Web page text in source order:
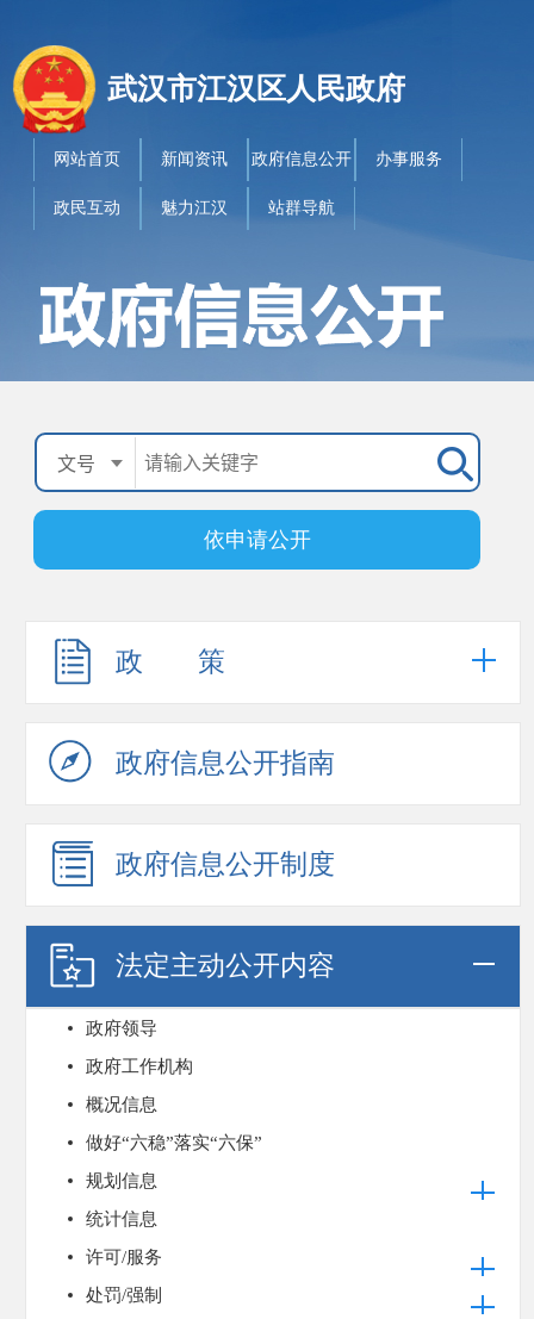
武汉市江汉区人民政府
依申请公开
网站首页 新闻资讯 政府信息公开 办事服务
政民互动 魅力江汉 站群导航
政 策
政府信息公开指南
政府信息公开制度
法定主动公开内容
政府领导
政府工作机构
概况信息
做好“六稳”落实“六保”
规划信息
统计信息
许可/服务
处罚/强制